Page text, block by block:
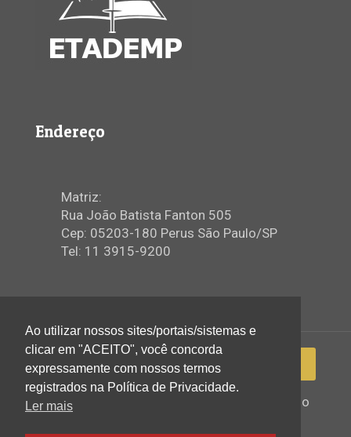
Endereço
Matriz:
Rua João Batista Fanton 505
Cep: 05203-180 Perus São Paulo/SP
Tel: 11 3915-9200
2022 © Igreja Assembleia de Deus Ministério
Ao utilizar nossos sites/portais/sistemas e
clicar em "ACEITO", você concorda
expressamente com nossos termos
registrados na Política de Privacidade.
Ler mais